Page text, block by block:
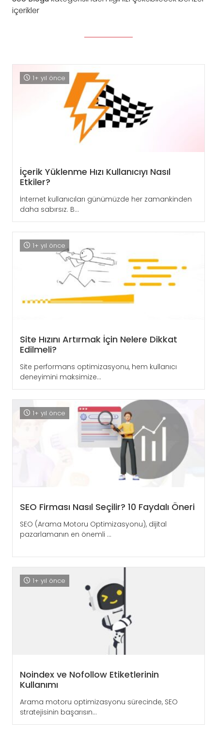
içerikler
1+ yıl önce
İçerik Yüklenme Hızı Kullanıcıyı Nasıl
Etkiler?
İnternet kullanıcıları günümüzde her zamankinden
daha sabırsız. B...
1+ yıl önce
Site Hızını Artırmak İçin Nelere Dikkat
Edilmeli?
Site performans optimizasyonu, hem kullanıcı
deneyimini maksimize...
1+ yıl önce
SEO Firması Nasıl Seçilir? 10 Faydalı Öneri
SEO (Arama Motoru Optimizasyonu), dijital
pazarlamanın en önemli ...
1+ yıl önce
Noindex ve Nofollow Etiketlerinin
Kullanımı
Arama motoru optimizasyonu sürecinde, SEO
stratejisinin başarısın...